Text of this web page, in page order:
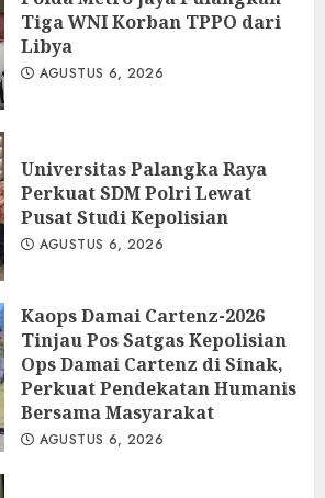
Tiga WNI Korban TPPO dari
Libya
AGUSTUS 6, 2026
Universitas Palangka Raya
Perkuat SDM Polri Lewat
Pusat Studi Kepolisian
AGUSTUS 6, 2026
Kaops Damai Cartenz-2026
Tinjau Pos Satgas Kepolisian
Ops Damai Cartenz di Sinak,
Perkuat Pendekatan Humanis
Bersama Masyarakat
AGUSTUS 6, 2026